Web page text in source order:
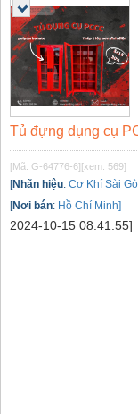
Tủ đựng dụng cụ
[Mã: G-64776-6][xem: 569]
[Nhãn hiệu: Cơ Khí Sài
[Nơi bán: Hồ Chí Minh]
2024-10-15 08:41:55]